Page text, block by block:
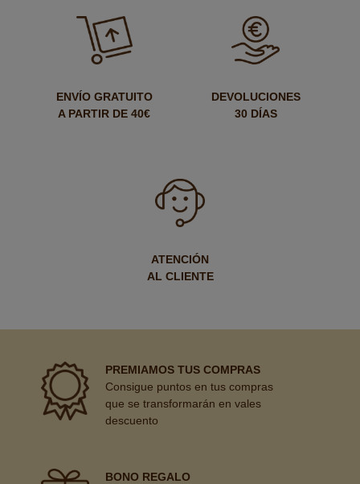
ENVÍO GRATUITO
A PARTIR DE 40€
DEVOLUCIONES
30 DÍAS
ATENCIÓN
AL CLIENTE
PREMIAMOS TUS COMPRAS
Consigue puntos en tus compras
que se transformarán en vales
descuento
BONO REGALO